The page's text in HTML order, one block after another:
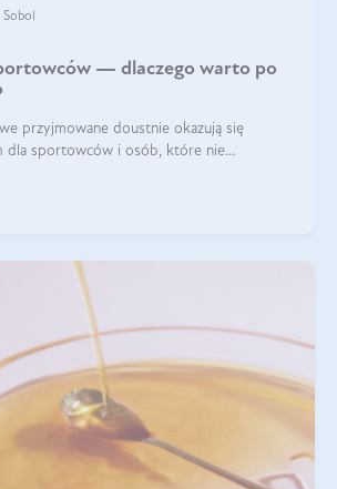
— dlaczego warto po
przyjmowane doustnie okazują się
dla sportowców i osób, które nie